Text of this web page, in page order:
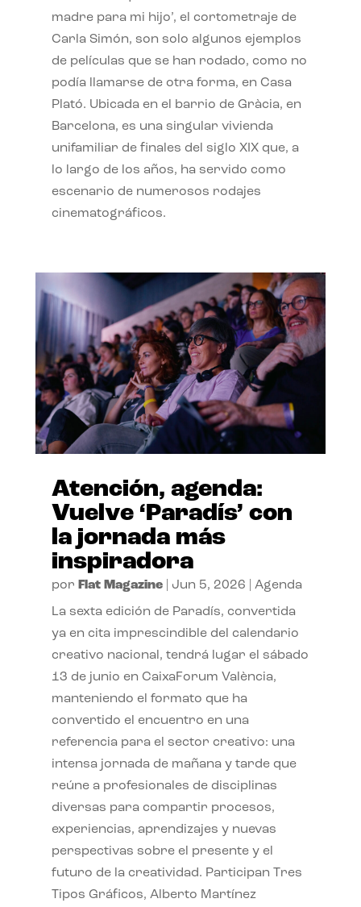
madre para mi hijo’, el cortometraje de
Carla Simón, son solo algunos ejemplos
de películas que se han rodado, como no
podía llamarse de otra forma, en Casa
Plató. Ubicada en el barrio de Gràcia, en
Barcelona, es una singular vivienda
unifamiliar de finales del siglo XIX que, a
lo largo de los años, ha servido como
escenario de numerosos rodajes
cinematográficos.
Atención, agenda:
Vuelve ‘Paradís’ con
la jornada más
inspiradora
por Flat Magazine| Jun 5, 2026 Agenda
La sexta edición de Paradís, convertida
ya en cita imprescindible del calendario
creativo nacional, tendrá lugar el sábado
13 de junio en CaixaForum València,
manteniendo el formato que ha
convertido el encuentro en una
referencia para el sector creativo: una
intensa jornada de mañana y tarde que
reúne a profesionales de disciplinas
diversas para compartir procesos,
experiencias, aprendizajes y nuevas
perspectivas sobre el presente y el
futuro de la creatividad. Participan Tres
Tipos Gráficos, Alberto Martínez